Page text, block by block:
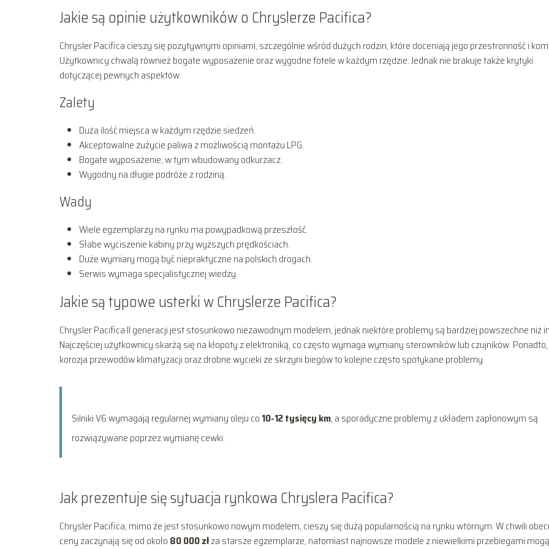
Jakie są opinie użytkowników o Chryslerze Pacifica?
Chrysler Pacifica cieszy się pozytywnymi opiniami, szczególnie wśród dużych rodzin, które doceniają jego przestronność i
Użytkownicy chwalą również bogate wyposażenie oraz wygodne fotele w każdym rzędzie. Jednak nie brakuje także krytyki
dotyczącej pewnych aspektów.
Zalety
Duża ilość miejsca w każdym rzędzie siedzeń.
Akceptowalne zużycie paliwa z możliwością montażu LPG.
Bogate wyposażenie, w tym wbudowany odkurzacz.
Wygodny na długie podróże z rodziną.
Wady
Wiele egzemplarzy na rynku ma powypadkową przeszłość.
Słabe wyciszenie kabiny przy wyższych prędkościach.
Duże wymiary mogą być niepraktyczne na polskich drogach.
Serwis wymaga specjalistycznej wiedzy.
Jakie są typowe usterki w Chryslerze Pacifica?
Chrysler Pacifica II generacji jest stosunkowo niezawodnym modelem, jednak niektóre problemy są bardziej powszechne niż
Najczęściej użytkownicy skarżą się na kłopoty z elektroniką, co często wymaga wymiany sterowników lub czujników. Ponadto,
korozja przewodów klimatyzacji oraz drobne wycieki ze skrzyni biegów to kolejne często spotykane problemy.
Silniki V6 wymagają regularnej wymiany oleju co 10-12 tysięcy km, a sporadyczne problemy z układem zapłonowym są
rozwiązywane poprzez wymianę cewki.
Jak prezentuje się sytuacja rynkowa Chryslera Pacifica?
Chrysler Pacifica, mimo że jest stosunkowo nowym modelem, cieszy się dużą popularnością na rynku wtórnym. W chwili
ceny zaczynają się od około 80 000 złza starsze egzemplarze, natomiast najnowsze modele z niewielkimi przebiegami mogą